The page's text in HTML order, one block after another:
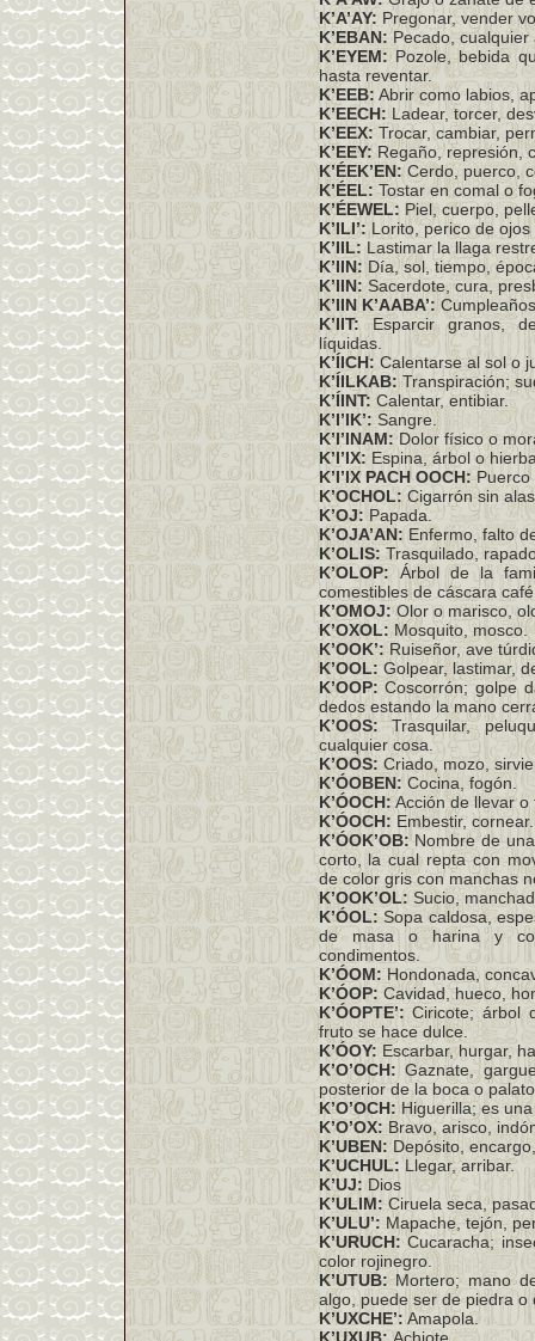
K’A’AY: Pregonar, vender
K’EBAN:Pecado,
K’EYEM:Pozole, bebida
hasta reventar.
K’EEB: Abrir como labios,
K’EECH: Ladear, torcer,
K’EEX:Trocar, cambiar,
K’EEY:Regaño, represión,
K’ÉEK’EN:Cerdo, puerco,
K’ÉEL:Tostar en comal o
K’ÉEWEL: Piel, cuerpo,
K’ILI’:Lorito, perico de ojos
K’IIL: Lastimar la llaga
K’IIN: Día, sol, tiempo,
K’IIN:Sacerdote, cura,
K’IIN K’AABA’:
K’IIT:Esparcir granos,
líquidas.
K’ÍICH: Calentarse al sol o
K’ÍILKAB:Transpiración;
K’ÍINT: Calentar, entibiar.
K’I’IK’: Sangre.
K’I’INAM:Dolor físico o
K’I’IX:Espina, árbol o
K’I’IX PACH OOCH:Puerco
K’OCHOL: Cigarrón sin
K’OJ: Papada.
K’OJA’AN: Enfermo, falto
K’OLIS: Trasquilado,
K’OLOP:Árbol de la
comestibles de cáscara
K’OMOJ:Olor o marisco,
K’OXOL:Mosquito, mosco.
K’OOK’:Ruiseñor, ave
K’OOL:Golpear, lastimar,
K’OOP:Coscorrón; golpe
dedos estando la mano
K’OOS:Trasquilar,
cualquier cosa.
K’OOS: Criado, mozo,
K’ÓOBEN:Cocina, fogón.
K’ÓOCH:Acción de llevar o
K’ÓOCH: Embestir, cornear.
K’ÓOK’OB:Nombre de
corto, la cual repta con
de color gris con manchas
K’OOK’OL: Sucio,
K’ÓOL:Sopa caldosa,
de masa o harina y
condimentos.
K’ÓOM:Hondonada,
K’ÓOP: Cavidad, hueco,
K’ÓOPTE’:Ciricote; árbol
fruto se hace dulce.
K’ÓOY: Escarbar, hurgar,
K’O’OCH: Gaznate,
posterior de la boca o
K’O’OCH:Higuerilla; es
K’O’OX: Bravo, arisco,
K’UBEN:Depósito,
K’UCHUL: Llegar, arribar.
K’UJ: Dios
K’ULIM:Ciruela seca,
K’ULU’:Mapache, tejón,
K’URUCH:Cucaracha;
color rojinegro.
K’UTUB:Mortero; mano
algo, puede ser de piedra o
K’UXCHE’: Amapola.